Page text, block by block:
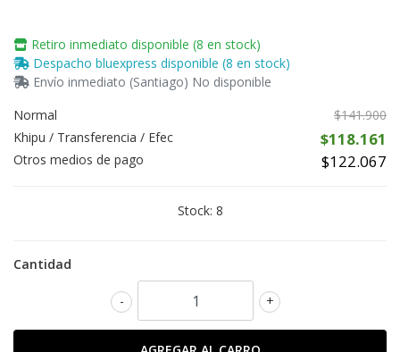
Retiro inmediato disponible (8 en stock)
Despacho bluexpress disponible (8 en stock)
Envío inmediato (Santiago) No disponible
Normal
$141.900
Khipu / Transferencia / Efec
$118.161
Otros medios de pago $122.067
Stock: 8
Cantidad
+
-